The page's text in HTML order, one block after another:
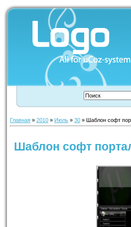
Главная » 2010 » Июль » 30 » Шаблон софт
Шаблон софт